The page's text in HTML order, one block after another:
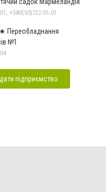
+380(50)722-01-01
Переобладнання
№1
підприємство